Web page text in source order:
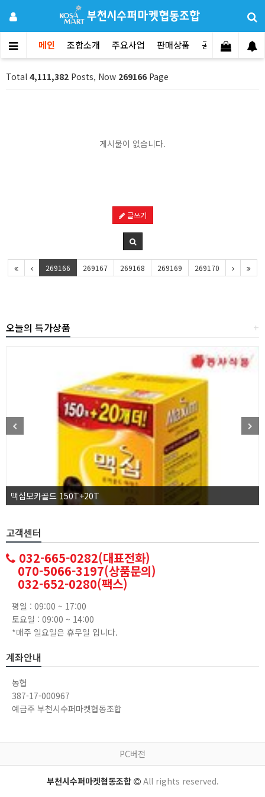
메인 조합소개 주요사업 판매상품 공지사항 문
Total 4,111,382 Posts, Now 269166 Page
게시물이 없습니다.
글쓰기
269166 269167 269168 269169 269170
+
오늘의 특가상품
맥심모카골드 150T+20T
고객센터
032-665-0282(대표전화)
070-5066-3197(상품문의)
032-652-0280(팩스)
평일 : 09:00 ~ 17:00
토요일 : 09:00 ~ 14:00
*매주 일요일은 휴무일 입니다.
계좌안내
농협
387-17-000967
예금주 부천시수퍼마켓협동조합
PC버전
부천시수퍼마켓협동조합 All rights reserved.